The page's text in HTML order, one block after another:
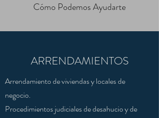
Cómo Podemos Ayudarte
ARRENDAMIENTOS
Arrendamiento de viviendas y locales de
negocio.
Procedimientos judiciales de desahucio y de